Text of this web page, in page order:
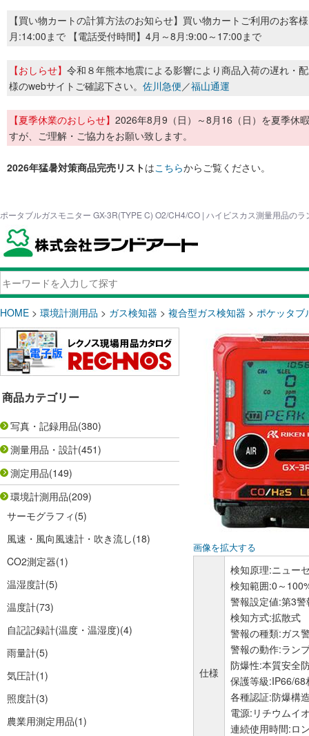
【買い物カートの計算方法のお知らせ】買い物カートご利用のお客
月:14:00まで 【電話受付時間】4月～8月:9:00～17:00まで
【おしらせ】 令和８年熊本地震による影響により商品入荷の遅れ・
様のwebサイトご確認下さい。 佐川急便／福山通運
【夏季休業のおしらせ】 2026年8月9（日）～8月16（日）を夏季休
すが、ご理解・ご協力をお願い致します。
2026年猛暑対策商品完売リストはこちらからご覧ください。
ポータブルガスモニター GX-3R(TYPE C) O2/CH4/CO | ハイビスカス測量用品のラ
HOME > 環境計測用品 > ガス検知器 > 複合型ガス検知器 > ポケッタブ
商品カテゴリー
写真・記録用品(380)
測量用品・設計(451)
測定用品(149)
環境計測用品(209)
サーモグラフィ (5)
風速・風向風速計・吹き流し(18)
CO2測定器(1)
温湿度計(5)
温度計(73)
自記記録計(温度・温湿度)(4)
雨量計(5)
気圧計(1)
照度計(3)
農業用測定用品(1)
画像を拡大する
仕様
検知原理:ニュー
検知範囲:0～
警報設定値:第3
検知方式:拡散式
警報の種類:ガス
警報の動作:ラン
防爆性:本質安全
保護等級:IP66/68
各種認証:防爆
電源:リチウムイ
連続使用時間:ロ